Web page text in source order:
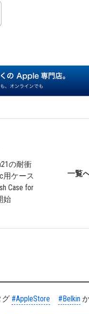
の耐衝
用ケース
Case for
始
一覧
グ #AppleStore #Belkin